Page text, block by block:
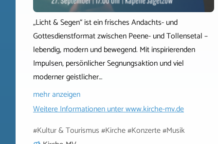
„Licht & Segen“ ist ein frisches Andachts- und
Gottesdienstformat zwischen Peene- und Tollensetal –
lebendig, modern und bewegend. Mit inspirierenden
Impulsen, persönlicher Segnungsaktion und viel
moderner geistlicher…
mehr anzeigen
Weitere Informationen unterwww.kirche-mv.de
#Kultur & Tourismus #Kirche #Konzerte #Musik